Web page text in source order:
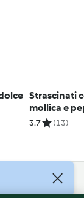
Strascinati
mollica e
cruschi
3.7 (13)